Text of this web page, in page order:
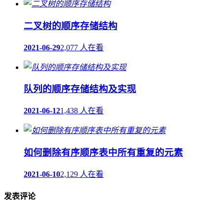
二叉树的顺序存储结构
2021-06-292,077 人在看
队列的顺序存储结构及实现
2021-06-121,438 人在看
如何删除有序顺序表中所有重复的元素
2021-06-102,129 人在看
发表评论